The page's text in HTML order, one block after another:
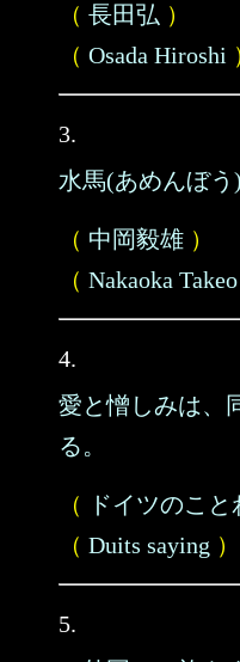
（ 長田弘 ）
（ Osada Hiroshi
3.
水馬(あめんぼ
（ 中岡毅雄 ）
（ Nakaoka Takeo
4.
愛と憎しみは、
る。
（ ドイツのこ
（ Duits saying ）
5.